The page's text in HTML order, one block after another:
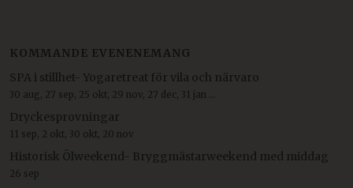
KOMMANDE EVENENEMANG
SPA i stillhet- Yogaretreat för vila och närvaro
30 aug, 27 sep, 25 okt, 29 nov, 27 dec, 31 jan ...
Dryckesprovningar
11 sep, 2 okt, 30 okt, 20 nov
Historisk Ölweekend- Bryggmästarweekend med middag
26 sep